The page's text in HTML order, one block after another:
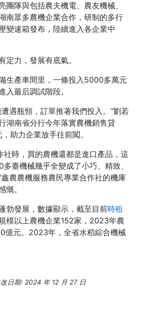
團隊與包括農夫機電、農友機械、
南眾多農機企業合作，研制的多行
變速箱發布，陸續進入各企業中
定力，發展有底氣。
生產車間里，一條投入5000多萬元
入最后調試階段。
遇瓶頸，訂單推著我們投入。”劉若
湖南省分行今年落實農機銷售貸
助力企業放手往前闖。
社時，買的農機還都是進口產品，這
臺機械幾乎全變成了小巧、精致、
農農機服務農民專業合作社的機庫
慨。
勃發展，數據顯示，截至目前時租
模以上農機企業152家，2023年農
億元。2023年，全省水稻綜合機械
日期: 2024 年 12 月 27 日